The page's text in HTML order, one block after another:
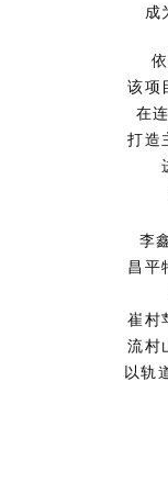
成
该项
在
打造
李
昌平
崔村
流村
以轨